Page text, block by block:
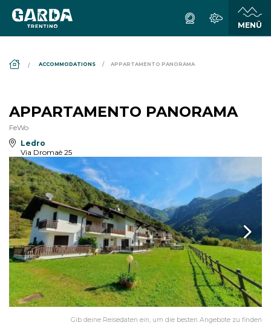
ACCOMMODATIONS APPARTAMENTO PANORAMA
APPARTAMENTO PANORAMA
FeWo
Ledro
Via Dromaè 25
Gib deine Reisedaten ein, um die besten Angebote zu finden